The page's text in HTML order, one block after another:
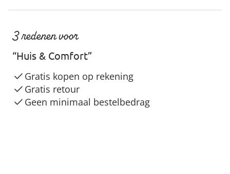
3 redenen voor
“Huis & Comfort”
Gratis kopen op rekening
Gratis retour
Geen minimaal bestelbedrag